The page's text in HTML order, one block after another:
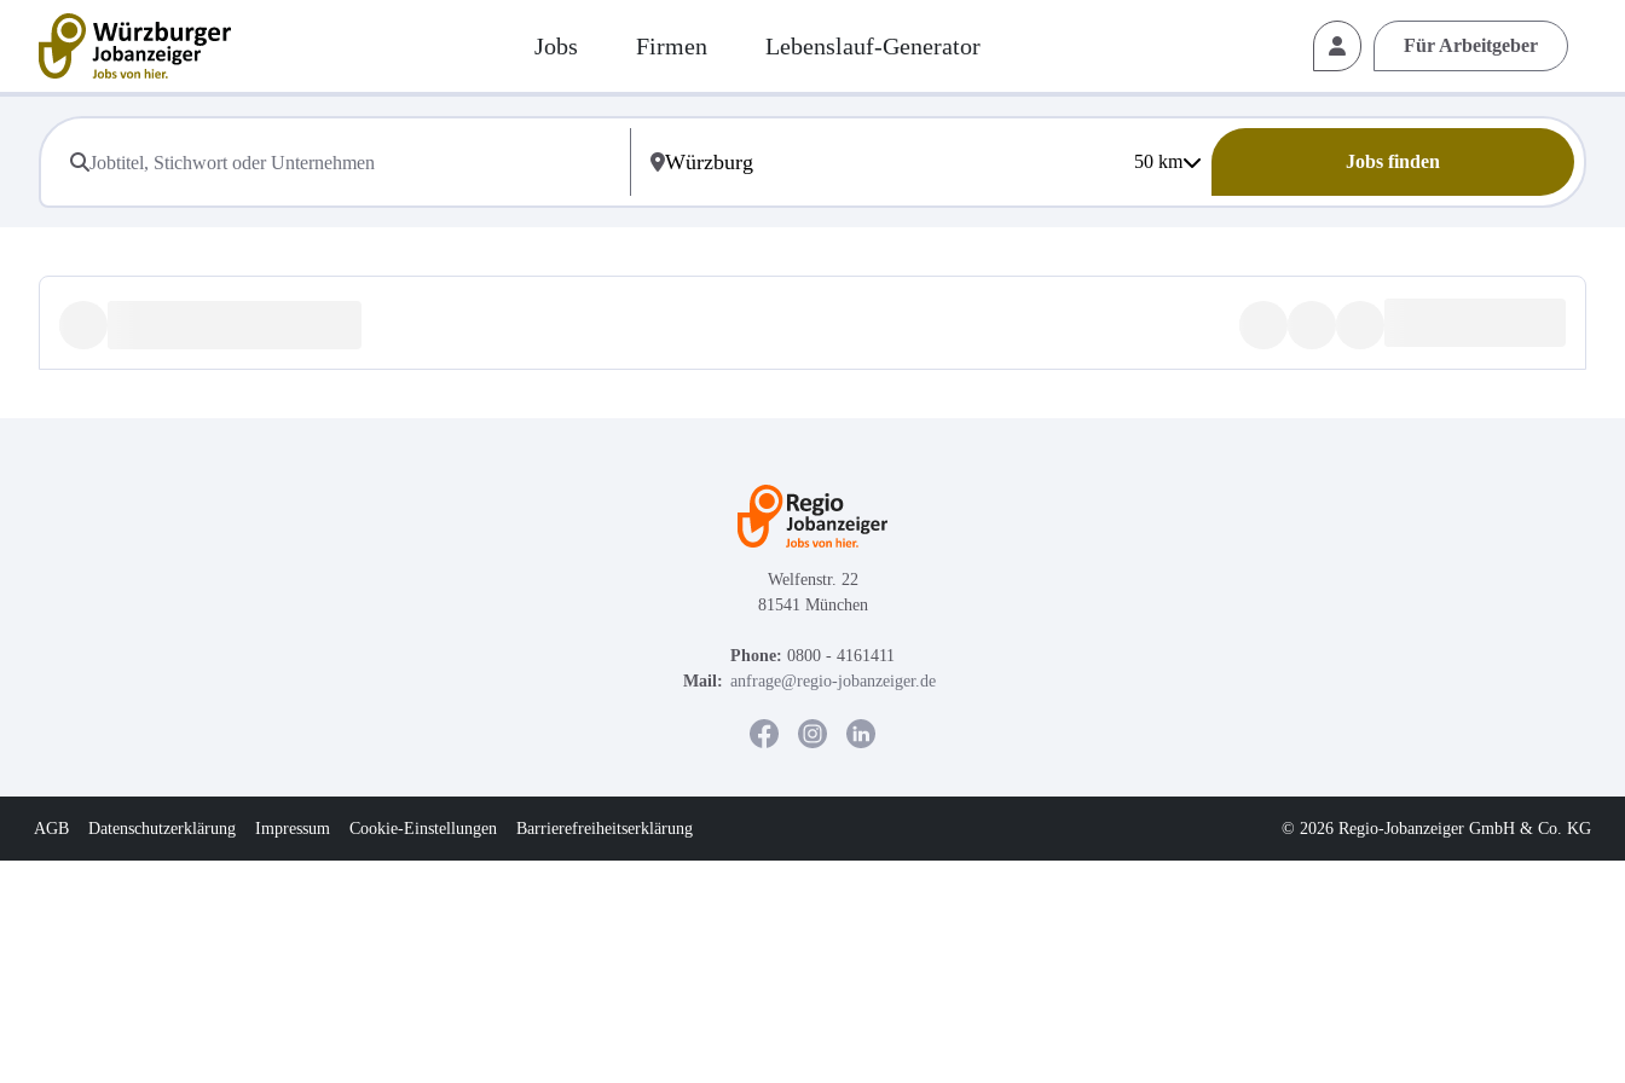
Jobs Firmen Lebenslauf-Generator Für Arbeitgeber
50km Jobs finden
Welfenstr. 22
81541 München
Phone: 0800 - 4161411
Mail: anfrage@regio-jobanzeiger.de
AGB Datenschutzerklärung Impressum Cookie-Einstellungen Barrierefreiheitserklärung © 2026 Regio-Jobanzeiger GmbH & Co. KG